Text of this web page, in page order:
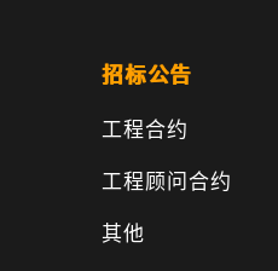
招标公告
工程合约
工程顾问合约
其他